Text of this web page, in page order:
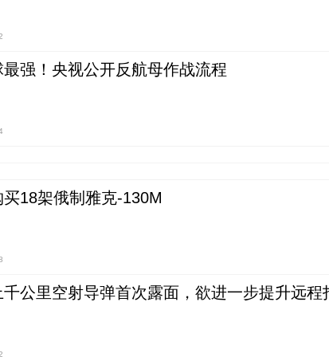
强！央视公开反航母作战流程
18架俄制雅克-130M
千公里空射导弹首次露面，欲进一步提升远程